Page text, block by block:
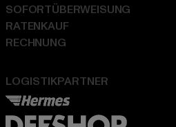
LOGISTIKPARTNER
SOFORTÜBERWEISUNG
RATENKAUF
RECHNUNG